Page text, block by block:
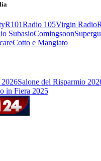
R101Radio 105Virgin Radio
SubasioComingsoon
Cotto e Mangiato
Salone del Risparmio
in Fiera 2025